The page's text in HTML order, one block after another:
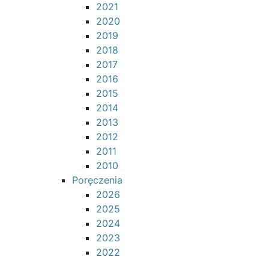
2021
2020
2019
2018
2017
2016
2015
2014
2013
2012
2011
2010
Poręczenia
2026
2025
2024
2023
2022